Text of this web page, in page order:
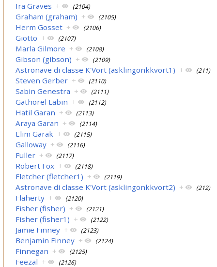
Ira Graves + (2104)
Graham (graham) + (2105)
Herm Gosset + (2106)
Giotto + (2107)
Marla Gilmore + (2108)
Gibson (gibson) + (2109)
Astronave di classe K'Vort (asklingonkkvort1) + (211)
Steven Gerber + (2110)
Sabin Genestra + (2111)
Gathorel Labin + (2112)
Hatil Garan + (2113)
Araya Garan + (2114)
Elim Garak + (2115)
Galloway + (2116)
Fuller + (2117)
Robert Fox + (2118)
Fletcher (fletcher1) + (2119)
Astronave di classe K'Vort (asklingonkkvort2) + (212)
Flaherty + (2120)
Fisher (fisher) + (2121)
Fisher (fisher1) + (2122)
Jamie Finney + (2123)
Benjamin Finney + (2124)
Finnegan + (2125)
Feezal + (2126)